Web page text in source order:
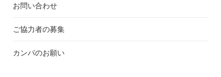
お問い合わせ
ご協力者の募集
カンパのお願い